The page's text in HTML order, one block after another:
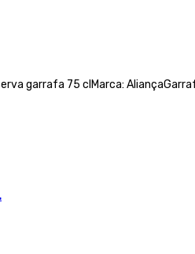
garrafa 75 clMarca: